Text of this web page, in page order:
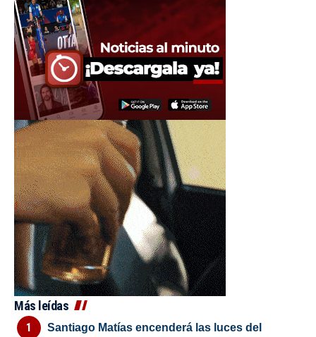
Más leídas
Santiago Matías encenderá las luces del